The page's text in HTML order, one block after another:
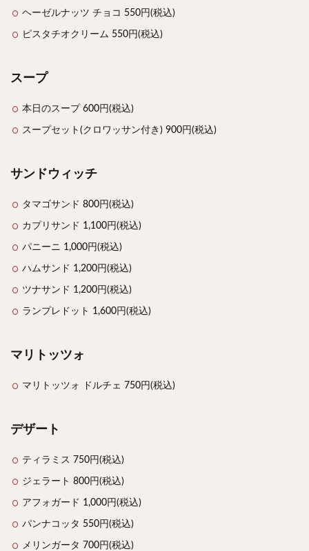
ヘーゼルナッツ チョコ 550円(税込)
ピスタチオクリーム 550円(税込)
スープ
本日のスープ 600円(税込)
スープセット(クロワッサン付き) 900円(税込)
サンドウィッチ
タマゴサンド 800円(税込)
カプリサンド 1,100円(税込)
パニーニ 1,000円(税込)
ハムサンド 1,200円(税込)
ツナサンド 1,200円(税込)
ランプレドット 1,600円(税込)
マリトッツォ
マリトッツォ ドルチェ 750円(税込)
デザート
ティラミス 750円(税込)
ジェラート 800円(税込)
アフォガード 1,000円(税込)
パンナコッタ 550円(税込)
メリンガータ 700円(税込)